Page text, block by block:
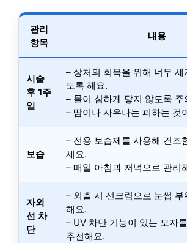
관리
항목
내용
시술
후 1주
일
– 상처의 회복을 위해 너무
도록 해요.
– 물이 심하게 닿지 않도록 주
– 땀이나 사우나는 피하는 것
보습
– 전용 보습제를 사용해 건조
세요.
– 매일 아침과 저녁으로 관리
자외
선 차
단
– 외출 시 선크림으로 눈썹
해요.
– UV 차단 기능이 있는 모자
추천해요.